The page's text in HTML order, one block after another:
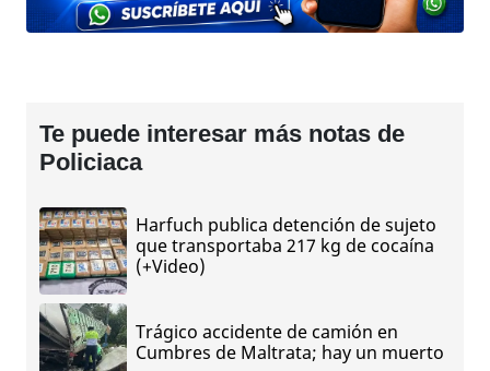
Te puede interesar más notas de
Policiaca
Harfuch publica detención de sujeto
que transportaba 217 kg de cocaína
(+Video)
Trágico accidente de camión en
Cumbres de Maltrata; hay un muerto